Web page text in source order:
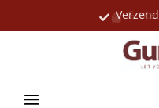
Grote